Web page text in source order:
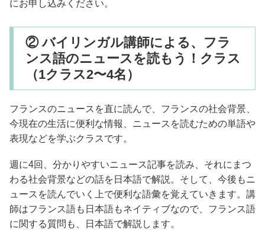
にお申し込みください。
② バイリンガル講師による、フラ
ンス語のニュースを読もう！クラス
（1クラス2〜4名）
フランスのニュースを直に読んで、フランスの社会背景、
今現在の生活に便利な情報、ニュースを読むための単語や
表現などを学ぶクラスです。
週に4回、分かりやすいニュース記事を読み、それにまつ
わる社会背景などの話を日本語で解説。そして、今後もニ
ュースを読んでいく上で便利な語彙を覚えていきます。講
師はフランス語も日本語もネイティブなので、フランス語
に関する質問も、日本語で解説します。